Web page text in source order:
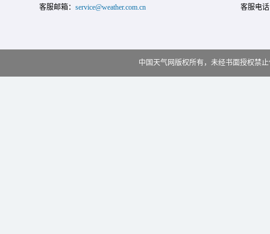
客服邮箱： service@weather.com.cn 客服电
中国天气网版权所有，未经书面授权